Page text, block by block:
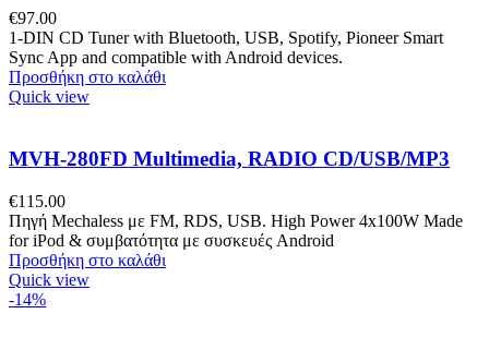
€97.00
1-DIN CD Tuner with Bluetooth, USB, Spotify, Pioneer Smart
Sync App and compatible with Android devices.
Προσθήκη στο καλάθι
Quick view
MVH-280FD Multimedia, RADIO CD/USB/MP3
€115.00
Πηγή Mechaless με FM, RDS, USB. High Power 4x100W Made
for iPod & συμβατότητα με συσκευές Android
Προσθήκη στο καλάθι
Quick view
-14%